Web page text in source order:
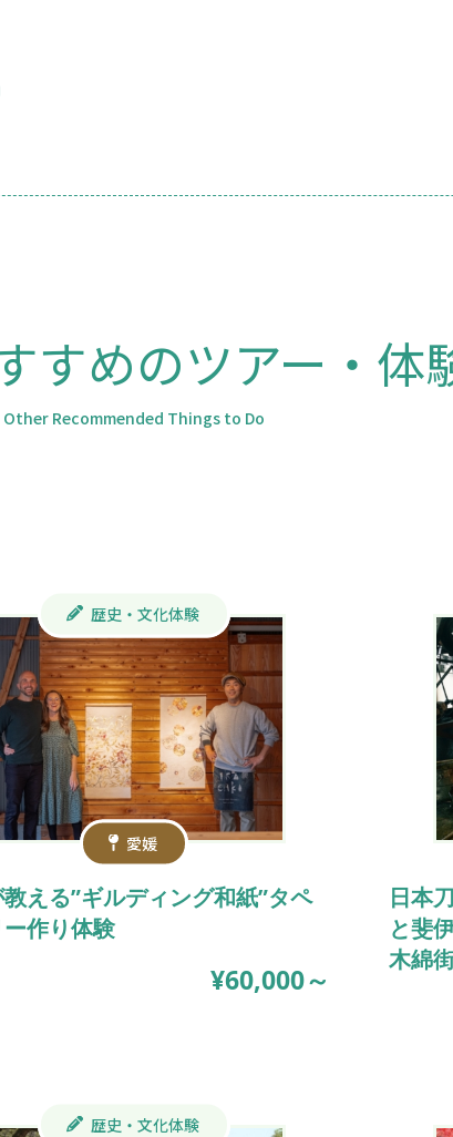
すめのツアー・体
Other Recommended Things to Do
愛媛
歴史・文化体験
える”ギルディング和紙”タペ
作り体験
¥60,000～
日本
と斐
木綿
歴史・文化体験